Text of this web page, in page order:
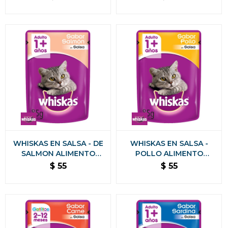
WHISKAS EN SALSA - DE
SALMON ALIMENTO
HUMEDO 85 GR
$ 55
WHISKAS EN SALSA -
POLLO ALIMENTO
HUMEDO 85 GR
$ 55